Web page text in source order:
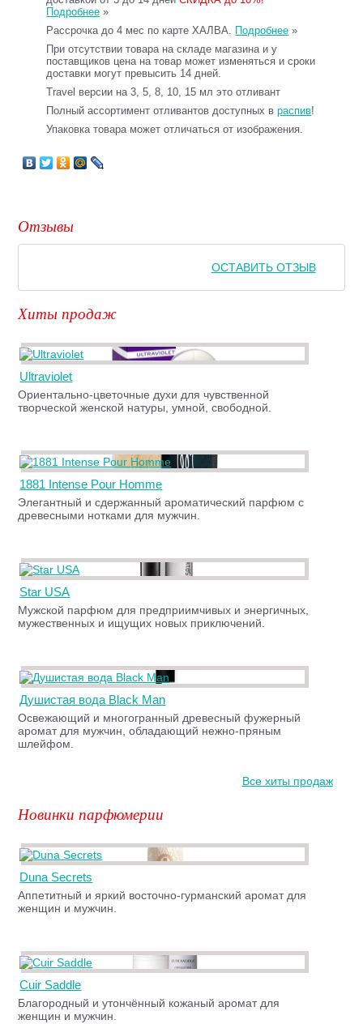
Подробнее »
Рассрочка до 4 мес по карте ХАЛВА. Подробнее »
При отсутствии товара на складе магазина и у
поставщиков цена на товар может изменяться и сроки
доставки могут превысить 14 дней.
Travel версии на 3, 5, 8, 10, 15 мл это отливант
Полный ассортимент отливантов доступных враспив!
Упаковка товара может отличаться от изображения.
Отзывы
ОСТАВИТЬ ОТЗЫВ
Хиты продаж
Ultraviolet
Ориентально-цветочные духи для чувственной
творческой женской натуры, умной, свободной.
1881 Intense Pour Homme
Элегантный и сдержанный ароматический парфюм с
древесными нотками для мужчин.
Star USA
Мужской парфюм для предприимчивых и энергичных,
мужественных и ищущих новых приключений.
Душистая вода Black Man
Освежающий и многогранный древесный фужерный
аромат для мужчин, обладающий нежно-пряным
шлейфом.
Все хиты продаж
Новинки парфюмерии
Duna Secrets
Аппетитный и яркий восточно-гурманский аромат для
женщин и мужчин.
Cuir Saddle
Благородный и утончённый кожаный аромат для
женщин и мужчин.